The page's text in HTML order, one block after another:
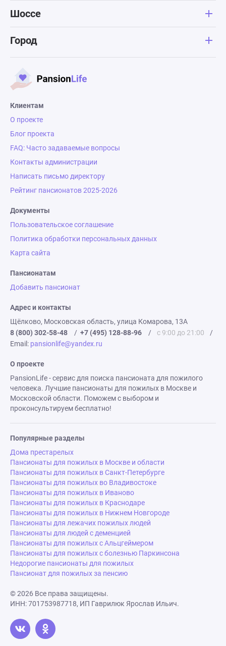
Шоссе
Город
Клиентам
О проекте
Блог проекта
FAQ: Часто задаваемые вопросы
Контакты администрации
Написать письмо директору
Рейтинг пансионатов 2025-2026
Документы
Пользовательское соглашение
Политика обработки персональных данных
Карта сайта
Пансионатам
Добавить пансионат
Адрес и контакты
Щёлково, Московская область, улица Комарова, 13А
8 (800) 302-58-48
/ +7 (495) 128-88-96 / с 9:00 до 21:00
/
Email: pansionlife@yandex.ru
О проекте
PansionLife - сервис для поиска пансионата для пожилого
человека. Лучшие пансионаты для пожилых в Москве и
Московской области. Поможем с выбором и
проконсультируем бесплатно!
Популярные разделы
Дома престарелых
Пансионаты для пожилых в Москве и области
Пансионаты для пожилых в Санкт-Петербурге
Пансионаты для пожилых во Владивостоке
Пансионаты для пожилых в Иваново
Пансионаты для пожилых в Краснодаре
Пансионаты для пожилых в Нижнем Новгороде
Пансионаты для лежачих пожилых людей
Пансионаты для людей с деменцией
Пансионаты для пожилых с Альцгеймером
Пансионаты для пожилых с болезнью Паркинсона
Недорогие пансионаты для пожилых
Пансионат для пожилых за пенсию
© 2026 Все права защищены.
ИНН: 701753987718, ИП Гаврилюк Ярослав Ильич.